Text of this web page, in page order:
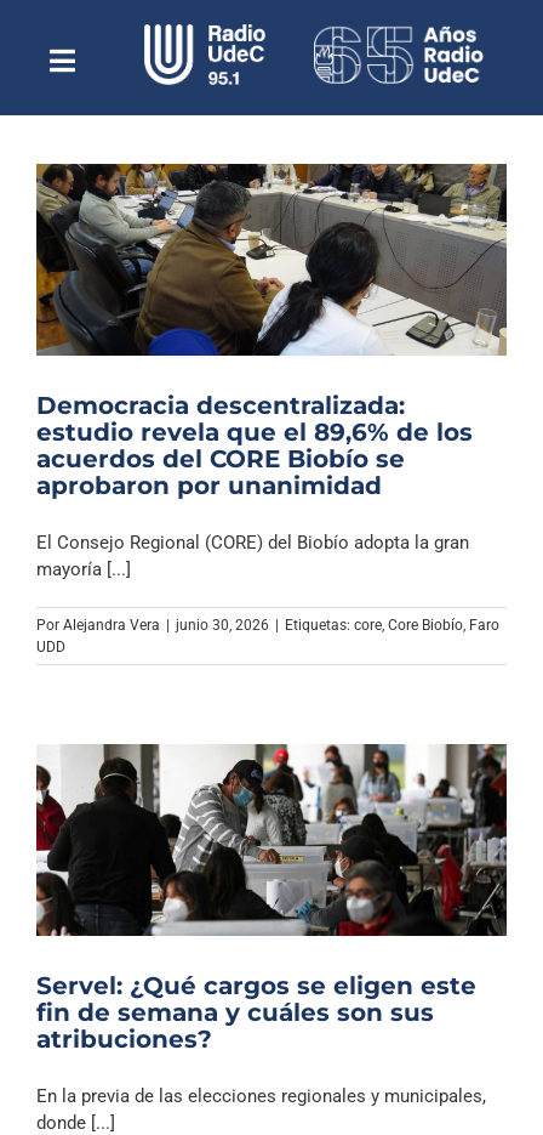
contenidoToggle
NavigationEscuchar Radio UdeC en vivo
Quiénes Somos
Programación
Podcast
Noticias
Reportajes
Columnas
Música Clásica
Archivo Sonoro
Democracia descentralizada:
estudio revela que el 89,6% de los
acuerdos del CORE Biobío se
aprobaron por unanimidad
El Consejo Regional (CORE) del Biobío adopta la gran
mayoría [...]
Por Alejandra Vera junio 30, 2026 Etiquetas: core, Core Biobío, Faro
UDD
Servel: ¿Qué cargos se eligen este
fin de semana y cuáles son sus
atribuciones?
En la previa de las elecciones regionales y municipales,
donde [...]